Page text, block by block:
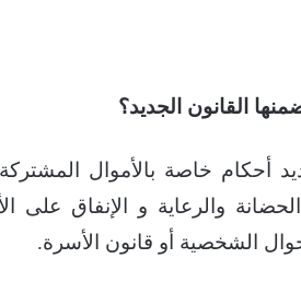
القانون الجديد؟
أحكام خاصة بالأموال
والرعاية و الإنفاق على
الشخصية أو قانون الأسرة.